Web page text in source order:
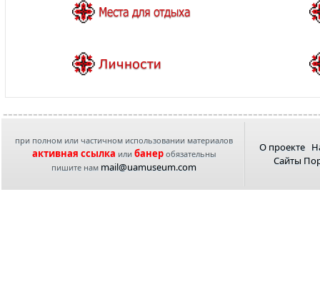
при полном или частичном использовании материалов
активная ссылка или банеробязательны
пишите нам mail@uamuseum.com
О проекте
Сайты